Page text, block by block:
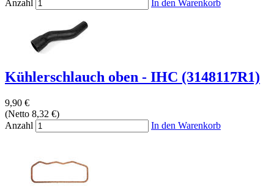
Anzahl
In den Warenkorb
Kühlerschlauch oben - IHC (3148117R1)
9,90 €
(Netto 8,32 €)
Anzahl
In den Warenkorb